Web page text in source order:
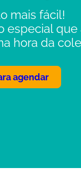
mais fácil!
especial
hora da
agendar